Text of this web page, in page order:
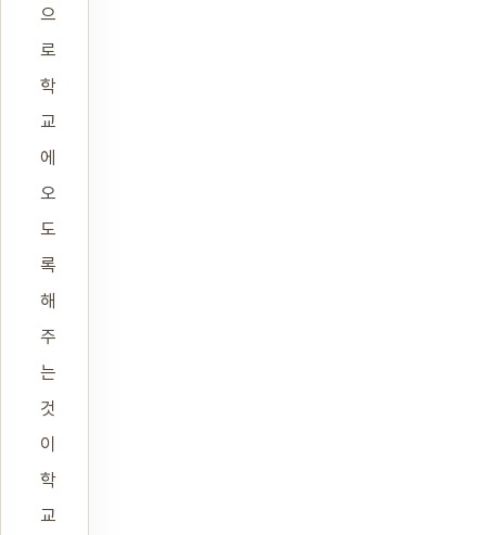
으
로
학
교
에
오
도
록
해
주
는
것
이
학
교